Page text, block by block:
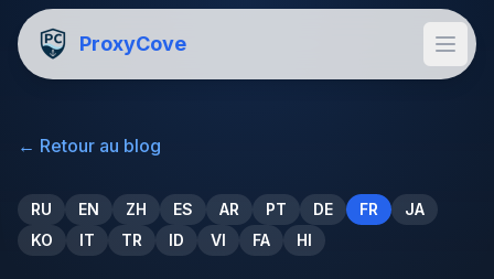
ProxyCove
← Retour au blog
RU EN ZH ES AR PT DE FR
JA
KO
IT TR ID VI FA HI